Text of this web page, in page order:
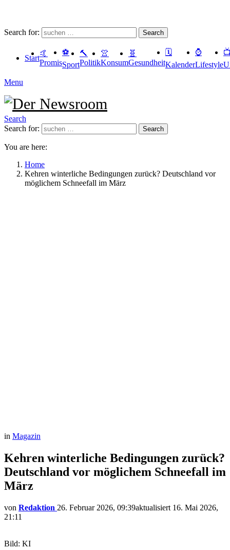
Search for: Search
Start
🤙
Promis
⚽️
Sport
🔨
Politik
👚
Konsum
🧬
Gesundheit
🗓
Kalender
⌚️
Lifestyle
Menu
Search
Search for:
Search
You are here:
Home
Kehren winterliche Bedingungen zurück? Deutschland vor
möglichem Schneefall im März
in Magazin
Kehren winterliche Bedingungen zurück?
Deutschland vor möglichem Schneefall im
März
von Redaktion 26. Februar 2026, 09:39aktualisiert 16. Mai 2026,
21:11
Bild: KI